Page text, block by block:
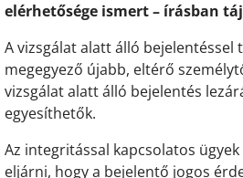
elérhetősége ismert – írásban
A vizsgálat alatt álló bejelentéssel
megegyező újabb, eltérő
vizsgálat alatt álló bejelentés
egyesíthetők.
Az integritással kapcsolatos
eljárni, hogy a bejelentő jogos